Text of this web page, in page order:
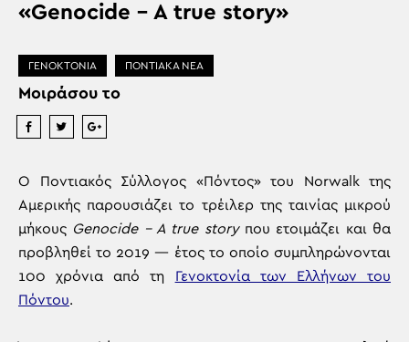
«Genocide – A true story»
ΓΕΝΟΚΤΟΝΙΑ ΠΟΝΤΙΑΚΑ ΝΕΑ
Μοιράσου το
Ο Ποντιακός Σύλλογος «Πόντος» του Norwalk της
Αμερικής παρουσιάζει το τρέιλερ της ταινίας μικρού
μήκους Genocide – A true storyπου ετοιμάζει και θα
προβληθεί το 2019 — έτος το οποίο συμπληρώνονται
100 χρόνια από τη Γενοκτονία των Ελλήνων του
Πόντου.